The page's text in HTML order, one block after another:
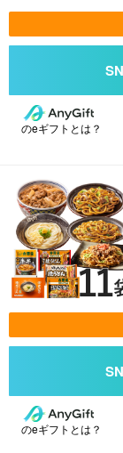
のeギフトとは？
のeギフトとは？